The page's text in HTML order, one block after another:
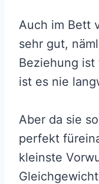
Auch im Bett
sehr gut,
Beziehung
ist es nie
Aber da sie
perfekt
kleinste